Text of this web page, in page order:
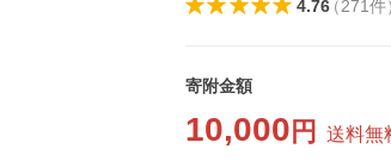
4.76（271件
寄附金額
10,000 円 送料無